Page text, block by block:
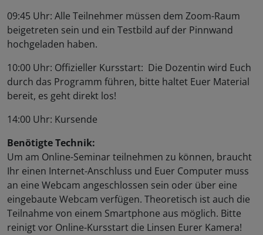
09:45 Uhr: Alle Teilnehmer müssen dem Zoom-Raum
beigetreten sein und ein Testbild auf der Pinnwand
hochgeladen haben.
10:00 Uhr: Offizieller Kursstart: Die Dozentin wird Euch
durch das Programm führen, bitte haltet Euer Material
bereit, es geht direkt los!
14:00 Uhr: Kursende
Benötigte Technik:
Um am Online-Seminar teilnehmen zu können, braucht
Ihr einen Internet-Anschluss und Euer Computer muss
an eine Webcam angeschlossen sein oder über eine
eingebaute Webcam verfügen. Theoretisch ist auch die
Teilnahme von einem Smartphone aus möglich. Bitte
reinigt vor Online-Kursstart die Linsen Eurer Kamera!